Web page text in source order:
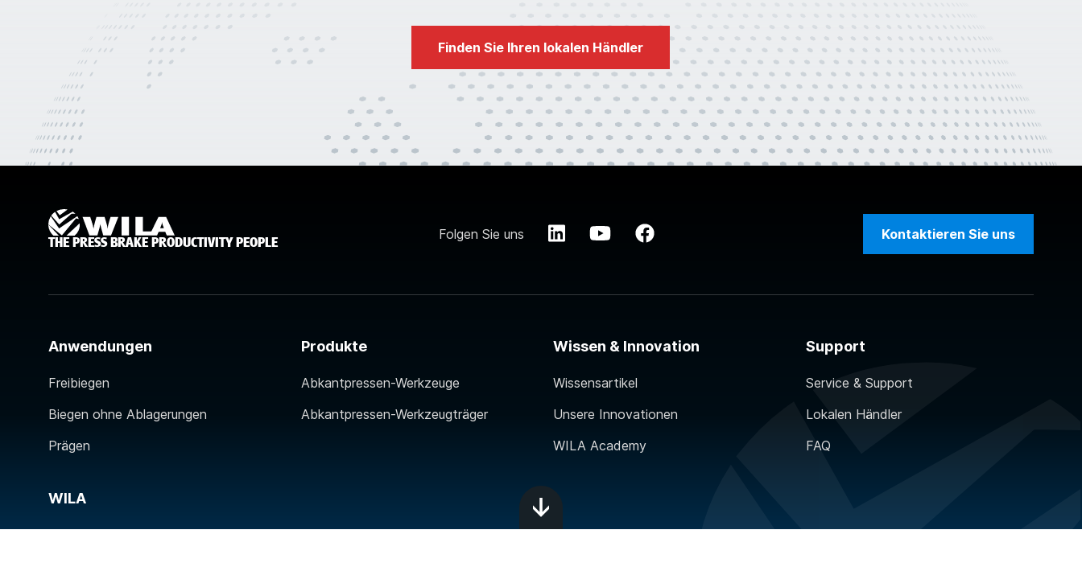
Finden Sie Ihren lokalen Händler
THE PRESS BRAKE PRODUCTIVITY PEOPLE
Folgen Sie uns Kontaktieren Sie uns
Anwendungen
Freibiegen
Biegen ohne Ablagerungen
Prägen
Produkte
Abkantpressen-Werkzeuge
Abkantpressen-Werkzeugträger
Wissen & Innovation
Wissensartikel
Unsere Innovationen
WILA Academy
Support
Service & Support
Lokalen Händler
FAQ
WILA
Contact